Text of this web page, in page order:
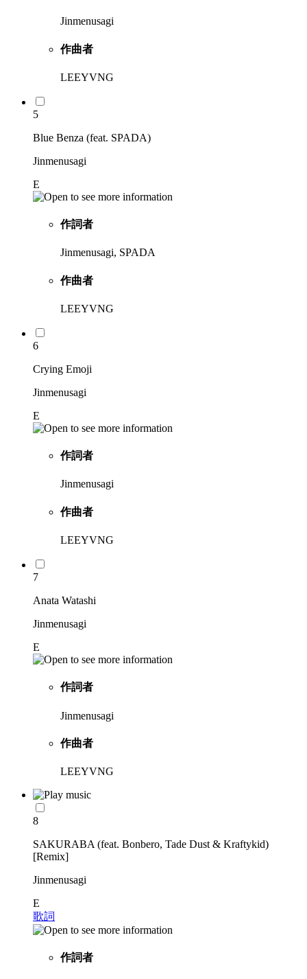
Jinmenusagi
作曲者
LEEYVNG
5
Blue Benza (feat. SPADA)
Jinmenusagi
E
作詞者
Jinmenusagi, SPADA
作曲者
LEEYVNG
6
Crying Emoji
Jinmenusagi
E
作詞者
Jinmenusagi
作曲者
LEEYVNG
7
Anata Watashi
Jinmenusagi
E
作詞者
Jinmenusagi
作曲者
LEEYVNG
8
SAKURABA (feat. Bonbero, Tade Dust & Kraftykid)
[Remix]
Jinmenusagi
E
歌詞
作詞者